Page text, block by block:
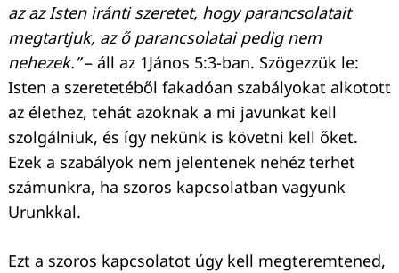
az az Isten iránti szeretet, hogy parancsolatait
megtartjuk, az ő parancsolatai pedig nem
nehezek.”– áll az 1János 5:3-ban. Szögezzük le:
Isten a szeretetéből fakadóan szabályokat alkotott
az élethez, tehát azoknak a mi javunkat kell
szolgálniuk, és így nekünk is követni kell őket.
Ezek a szabályok nem jelentenek nehéz terhet
számunkra, ha szoros kapcsolatban vagyunk
Urunkkal.
Ezt a szoros kapcsolatot úgy kell megteremtened,